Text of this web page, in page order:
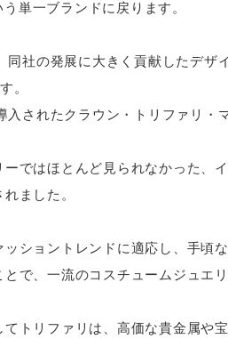
単一ブランドに戻ります。
同社の発展に大きく貢献したデザ
。
入されたクラウン・トリファリ・
ではほとんど見られなかった、
ました。
ッショントレンドに適応し、手頃
で、一流のコスチュームジュエ
トリファリは、高価な貴金属や